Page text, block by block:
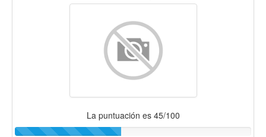
La puntuación es 45/100